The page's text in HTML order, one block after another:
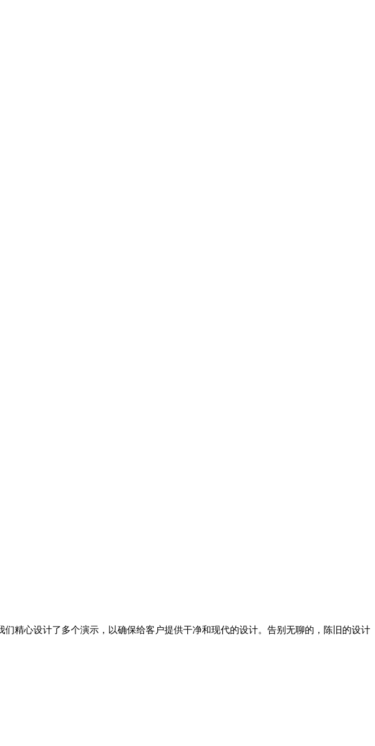
精心设计了多个演示，以确保给客户提供干净和现代的设计。告别无聊的，陈旧的设计